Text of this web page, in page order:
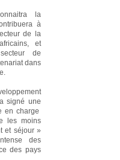
la
à
de la
et
de
dans
signé une
en charge
les moins
et séjour »
des
des pays